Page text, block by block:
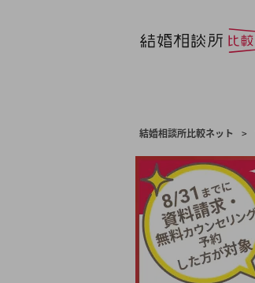
結婚相談所比較ネット >